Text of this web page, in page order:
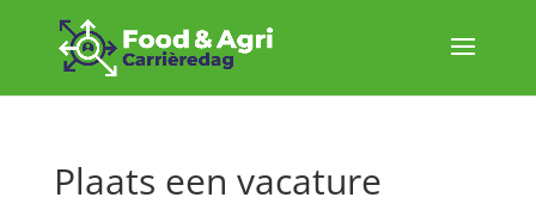
Plaats een vacature